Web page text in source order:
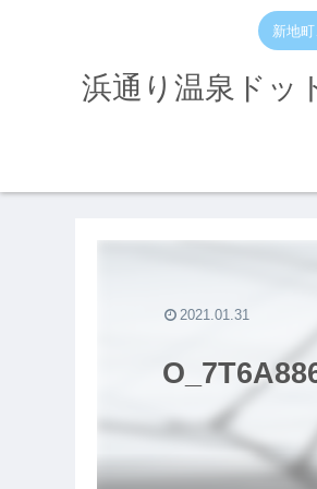
新地
浜通り温泉ドッ
2021.01.31